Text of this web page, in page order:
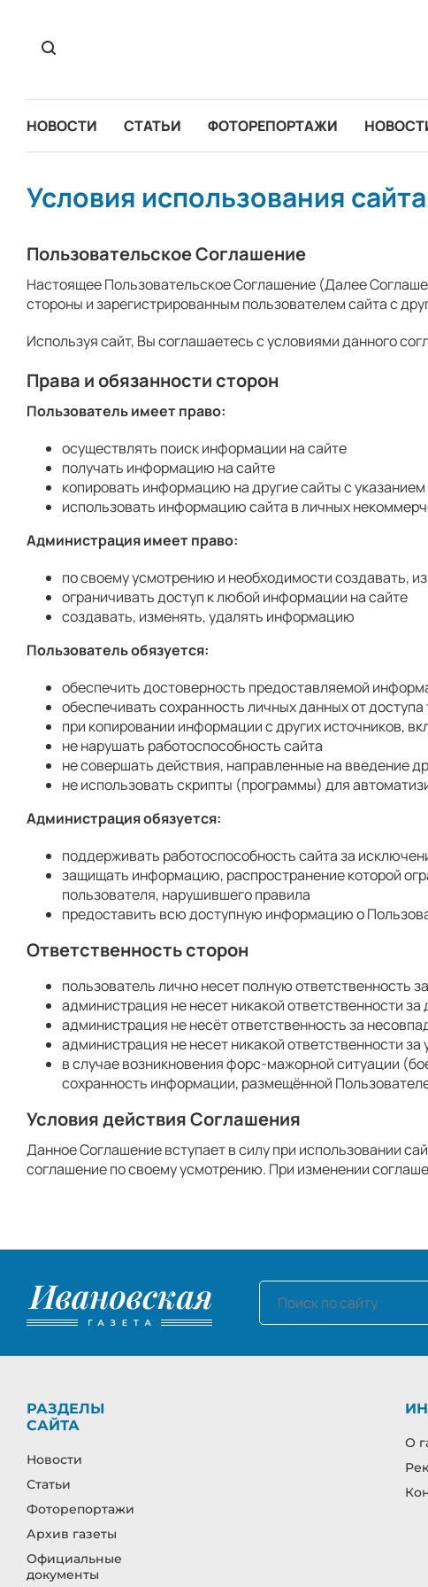
НОВОСТИ СТАТЬИ ФОТОРЕПОРТАЖИ
Условия использования сайта
Пользовательское Соглашение
Настоящее Пользовательское Соглашение (Далее
стороны и зарегистрированным пользователем сайта с
Используя сайт, Вы соглашаетесь с условиями данного
Права и обязанности сторон
Пользователь имеет право:
осуществлять поиск информации на сайте
получать информацию на сайте
копировать информацию на другие сайты с указанием
использовать информацию сайта в личных
Администрация имеет право:
по своему усмотрению и необходимости создавать,
ограничивать доступ к любой информации на сайте
создавать, изменять, удалять информацию
Пользователь обязуется:
обеспечить достоверность предоставляемой
обеспечивать сохранность личных данных от доступа
при копировании информации с других источников,
не нарушать работоспособность сайта
не совершать действия, направленные на введение
не использовать скрипты (программы) для
Администрация обязуется:
поддерживать работоспособность сайта за
защищать информацию, распространение которой
пользователя, нарушившего правила
предоставить всю доступную информацию о
Ответственность сторон
пользователь лично несет полную
администрация не несет никакой ответственности
администрация не несёт ответственность за
администрация не несет никакой ответственности
в случае возникновения форс-мажорной ситуации
сохранность информации, размещённой
Условия действия Соглашения
Данное Соглашение вступает в силу при использовании
соглашение по своему усмотрению. При изменении
РАЗДЕЛЫ
САЙТА
Новости
Статьи
Фоторепортажи
Архив газеты
Официальные
документы
О